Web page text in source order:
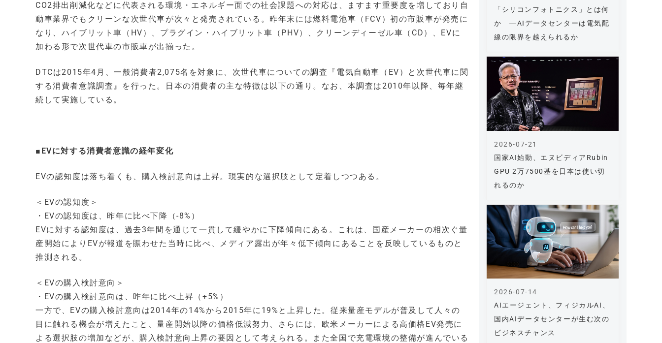
CO2排出削減化などに代表される環境・エネルギー面での社会課題への対応は、ますます重要度を増しており自
動車業界でもクリーンな次世代車が次々と発売されている。昨年末には燃料電池車（FCV）初の市販車が発売に
なり、ハイブリット車（HV）、プラグイン・ハイブリット車（PHV）、クリーンディーゼル車（CD）、EVに
加わる形で次世代車の市販車が出揃った。
DTCは2015年4月、一般消費者2,075名を対象に、次世代車についての調査『電気自動車（EV）と次世代車に関
する消費者意識調査』を行った。日本の消費者の主な特徴は以下の通り。なお、本調査は2010年以降、毎年継
続して実施している。
■EVに対する消費者意識の経年変化
EVの認知度は落ち着くも、購入検討意向は上昇。現実的な選択肢として定着しつつある。
＜EVの認知度＞
・EVの認知度は、昨年に比べ下降（-8%）
EVに対する認知度は、過去3年間を通じて一貫して緩やかに下降傾向にある。これは、国産メーカーの相次ぐ量
産開始によりEVが報道を賑わせた当時に比べ、メディア露出が年々低下傾向にあることを反映しているものと
推測される。
＜EVの購入検討意向＞
・EVの購入検討意向は、昨年に比べ上昇（+5%）
一方で、EVの購入検討意向は2014年の14%から2015年に19%と上昇した。従来量産モデルが普及して人々の
目に触れる機会が増えたこと、量産開始以降の価格低減努力、さらには、欧米メーカーによる高価格EV発売に
よる選択肢の増加などが、購入検討意向上昇の要因として考えられる。また全国で充電環境の整備が進んでいる
「シリコンフォトニクス」とは何
か ―AIデータセンターは電気配
線の限界を越えられるか
国家AI始動、エヌビディアRubin
GPU 2万7500基を日本は使い切
れるのか
2026-07-21
AIエージェント、フィジカルAI、
国内AIデータセンターが生む次の
ビジネスチャンス
2026-07-14